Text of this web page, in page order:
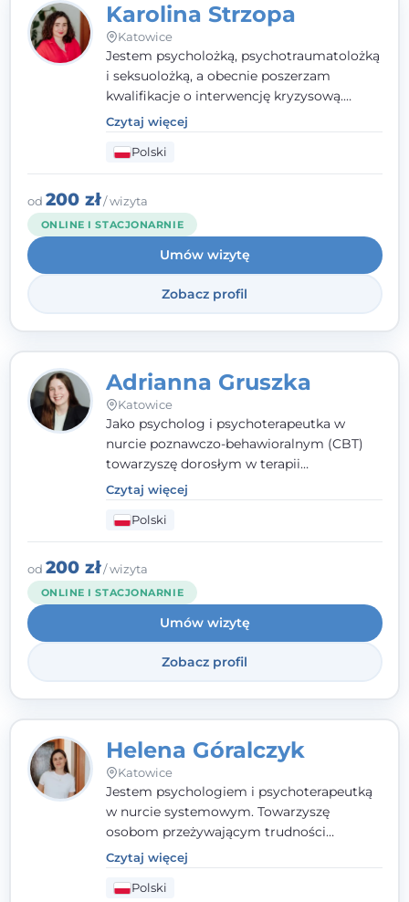
Karolina Strzopa
Katowice
Jestem psycholożką, psychotraumatolożką
i seksuolożką, a obecnie poszerzam
kwalifikacje o interwencję kryzysową.
Pracuję w nurcie terapii trzeciej fali, łącząc
metody o potwierdzonej skuteczności.
Towarzyszę młodzieży, dorosłym i parom w
radzeniu sobie z bolesnymi
doświadczeniami tak, by mogli żyć pełniej.
Czytaj więcej
Polski
od 200 zł/ wizyta
ONLINE I STACJONARNIE
Umów wizytę
Zobacz profil
Adrianna Gruszka
Katowice
Jako psycholog i psychoterapeutka w
nurcie poznawczo-behawioralnym (CBT)
towarzyszę dorosłym w terapii
indywidualnej oraz nastolatkom od 15. roku
życia. Zależy mi, by naprawdę usłyszeć, z
czym do mnie przychodzisz, i dobrać
sposób pracy do Ciebie - bez gotowych
schematów i bez oceniania.
Czytaj więcej
Polski
od 200 zł/ wizyta
ONLINE I STACJONARNIE
Umów wizytę
Zobacz profil
Helena Góralczyk
Katowice
Jestem psychologiem i psychoterapeutką
w nurcie systemowym. Towarzyszę
osobom przeżywającym trudności
emocjonalne, relacyjne albo znajdującym
się w kryzysie. Liczy się dla mnie
autentyczna, oparta na zaufaniu relacja
Czytaj więcej
Polski